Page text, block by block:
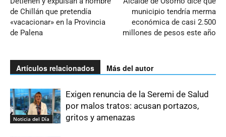
de Chillán que pretendía
«vacacionar» en la Provincia
de Palena
municipio tendría merma
económica de casi 2.500
millones de pesos este año
Artículos relacionados Más del autor
Noticia del Día
Exigen renuncia de la Seremi de Salud
por malos tratos: acusan portazos,
gritos y amenazas